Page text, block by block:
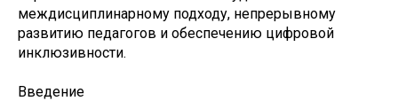
междисциплинарному подходу, непрерывному
развитию педагогов и обеспечению цифровой
инклюзивности.
Введение